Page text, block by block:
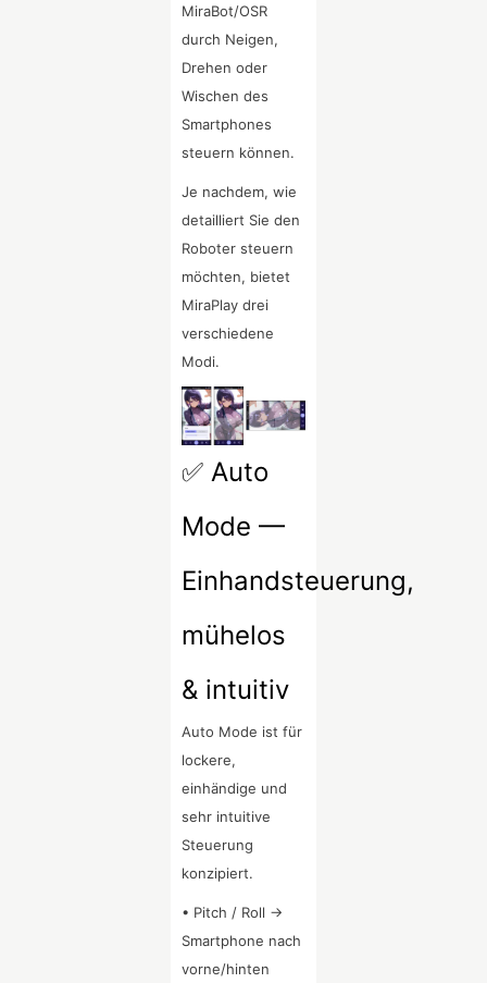
MiraBot/OSR
durch Neigen,
Drehen oder
Wischen des
Smartphones
steuern können.
Je nachdem, wie
detailliert Sie den
Roboter steuern
möchten, bietet
MiraPlay drei
verschiedene
Modi.
✅ Auto
Mode —
Einhandsteuerung,
mühelos
& intuitiv
Auto Mode ist für
lockere,
einhändige und
sehr intuitive
Steuerung
konzipiert.
• Pitch / Roll →
Smartphone nach
vorne/hinten